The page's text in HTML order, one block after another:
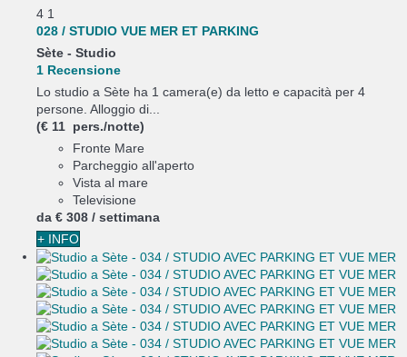
4 1
028 / STUDIO VUE MER ET PARKING
Sète - Studio
1 Recensione
Lo studio a Sète ha 1 camera(e) da letto e capacità per 4
persone. Alloggio di...
(€ 11 pers./notte)
Fronte Mare
Parcheggio all'aperto
Vista al mare
Televisione
da € 308 / settimana
+ INFO